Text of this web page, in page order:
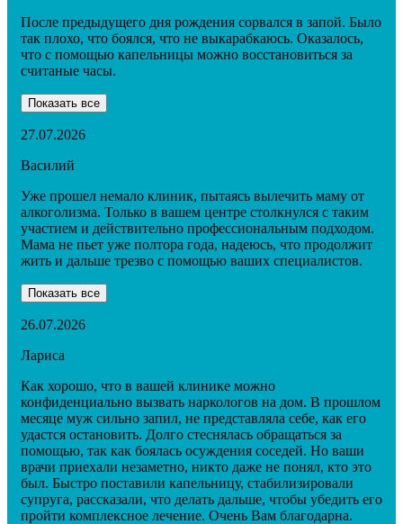
После предыдущего дня рождения сорвался в запой. Было
так плохо, что боялся, что не выкарабкаюсь. Оказалось,
что с помощью капельницы можно восстановиться за
считаные часы.
Показать все
27.07.2026
Василий
Уже прошел немало клиник, пытаясь вылечить маму от
алкоголизма. Только в вашем центре столкнулся с таким
участием и действительно профессиональным подходом.
Мама не пьет уже полтора года, надеюсь, что продолжит
жить и дальше трезво с помощью ваших специалистов.
Показать все
26.07.2026
Лариса
Как хорошо, что в вашей клинике можно
конфиденциально вызвать наркологов на дом. В прошлом
месяце муж сильно запил, не представляла себе, как его
удастся остановить. Долго стеснялась обращаться за
помощью, так как боялась осуждения соседей. Но ваши
врачи приехали незаметно, никто даже не понял, кто это
был. Быстро поставили капельницу, стабилизировали
супруга, рассказали, что делать дальше, чтобы убедить его
пройти комплексное лечение. Очень Вам благодарна.